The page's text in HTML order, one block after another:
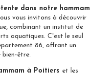
dans notre hammam
vous invitons à découvrir
combinant un institut de
aquatiques. C'est le seul
86, offrant un
être.
à Poitiers et les